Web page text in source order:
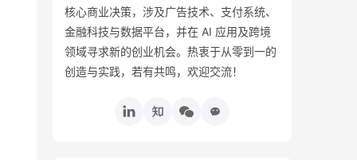
核心商业决策，涉及广告技术、支付系统、
金融科技与数据平台，并在 AI 应用及跨境
领域寻求新的创业机会。热衷于从零到一的
创造与实践，若有共鸣，欢迎交流！